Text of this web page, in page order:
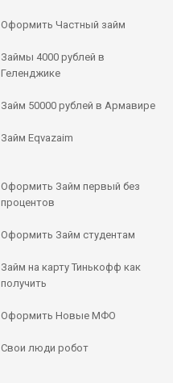
Оформить Частный займ
Займы 4000 рублей в
Геленджике
Займ 50000 рублей в Армавире
Займ Eqvazaim
Оформить Займ первый без
процентов
Оформить Займ студентам
Займ на карту Тинькофф как
получить
Оформить Новые МФО
Свои люди робот